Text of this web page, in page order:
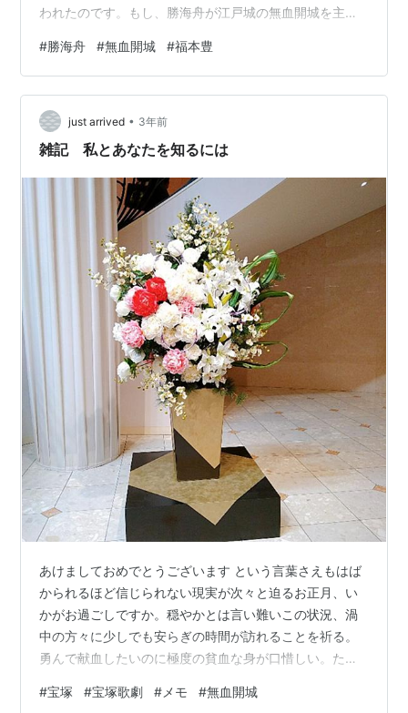
われたのです。もし、勝海舟が江戸城の無血開城を主張
とすれば、今の日本はなかったかもしれません。 そんな
勝海舟のライバルが負山舟です。どう読めばよいのでし
ょうか。よくわかりませんが、とりあえずみなさん適当
にお読みいただければ結構かと思います。勝海舟が江戸
城の無血開城を主張したのに対し、負山舟が江戸城の流
#勝海舟 #無血開城 #福本豊
just arrived • 3年前
雑記 私とあなたを知るには
あけましておめでとうございます という言葉さえもはば
かられるほど信じられない現実が次々と迫るお正月、い
かがお過ごしですか。穏やかとは言い難いこの状況、渦
中の方々に少しでも安らぎの時間が訪れることを祈る。
勇んで献血したいのに極度の貧血な身が口惜しい。ただ
#宝塚 #宝塚歌劇 #メモ #無血開城